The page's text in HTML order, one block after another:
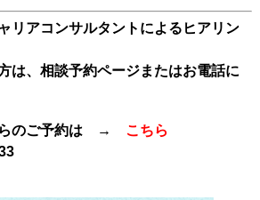
リアコンサルタントによるヒアリン
は、相談予約ページまたはお電話に
らのご予約は → こちら